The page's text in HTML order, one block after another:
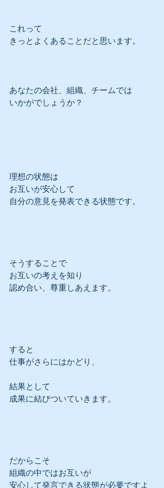
これって
きっとよくあることだと思います。
あなたの会社、組織、チームでは
いかがでしょうか？
理想の状態は
お互いが安心して
自分の意見を発表できる状態です。
そうすることで
お互いの考えを知り
認め合い、尊重しあえます。
すると
仕事がさらにはかどり、
結果として
成果に結びついていきます。
だからこそ
組織の中ではお互いが
安心して発言できる状態が必要ですよ